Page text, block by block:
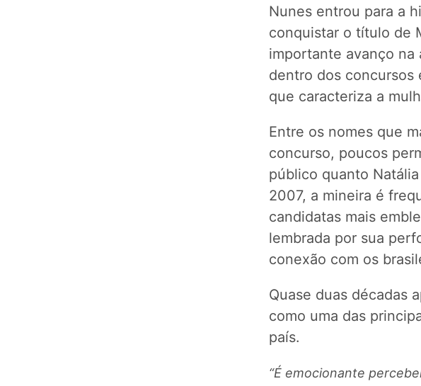
Nunes entrou para a
conquistar o título de
importante avanço na
dentro dos concursos
que caracteriza a
Entre os nomes que
concurso, poucos
público quanto
2007, a mineira é
candidatas mais
lembrada por sua
conexão com os
Quase duas décadas
como uma das
país.
“É emocionante